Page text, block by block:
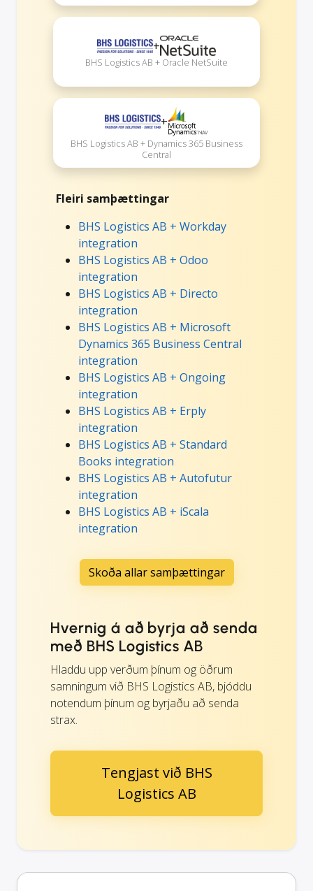
+
BHS Logistics AB + Oracle NetSuite
+
BHS Logistics AB + Dynamics 365 Business
Central
Fleiri samþættingar
BHS Logistics AB + Workday
integration
BHS Logistics AB + Odoo
integration
BHS Logistics AB + Directo
integration
BHS Logistics AB + Microsoft
Dynamics 365 Business Central
integration
BHS Logistics AB + Ongoing
integration
BHS Logistics AB + Erply
integration
BHS Logistics AB + Standard
Books integration
BHS Logistics AB + Autofutur
integration
BHS Logistics AB + iScala
integration
Skoða allar samþættingar
Hvernig á að byrja að senda
með BHS Logistics AB
Hladdu upp verðum þínum og öðrum
samningum við BHS Logistics AB, bjóddu
notendum þínum og byrjaðu að senda
strax.
Tengjast við BHS
Logistics AB